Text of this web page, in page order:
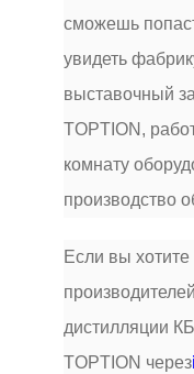
сможешь
увидеть
выставочный
TOPTION,
комнату
производство
Если вы
дистилляции
TOPTION через